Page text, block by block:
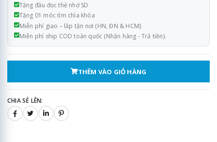
Tặng đầu đọc thẻ nhớ SD
Tặng 01 móc tìm chìa khóa
Miễn phí giao – lắp tận nơi (HN, ĐN & HCM)
Miễn phí ship COD toàn quốc (Nhận hàng - Trả tiền).
THÊM VÀO GIỎ HÀNG
CHIA SẺ LÊN: